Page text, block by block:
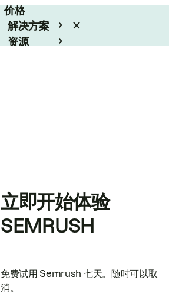
价格
解决方案
资源
立即开始体验
SEMRUSH
免费试用 Semrush 七天。随时可以取
消。